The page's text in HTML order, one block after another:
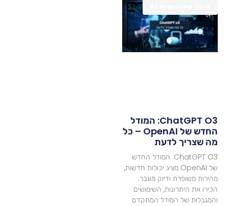
ChatGPT O3: המודל
החדש של OpenAI – כל
שצריך לדעת
ChatGPT O3: המודל החדש
של OpenAI מציג יכולות חדשות,
משופרת ודיוק מוגבר.
את היתרונות, השימושים
של המודל המתקדם